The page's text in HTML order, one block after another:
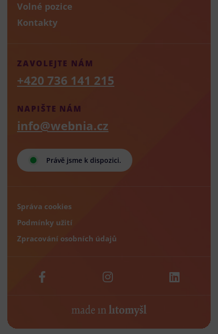
Volné pozice
Kontakty
Právě jsme k dispozici.
NAPIŠTE NÁM
info@webnia.cz
ZAVOLEJTE NÁM
+420 736 141 215
Správa cookies
Podmínky užití
Zpracování osobních údajů